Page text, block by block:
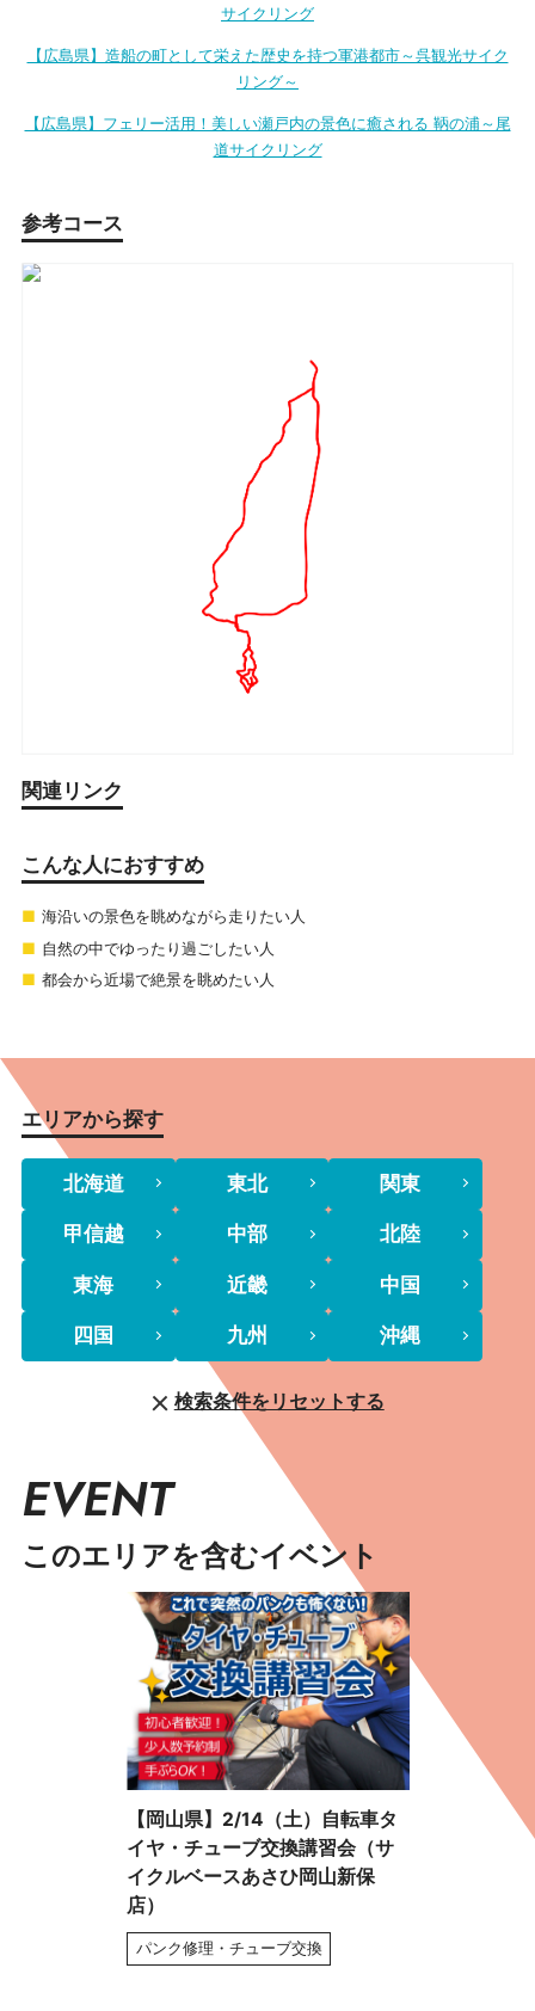
サイクリング
【広島県】造船の町として栄えた歴史を持つ軍港都市～呉観光サイク
リング～
【広島県】フェリー活用！美しい瀬戸内の景色に癒される 鞆の浦～尾
道サイクリング
参考コース
関連リンク
こんな人におすすめ
海沿いの景色を眺めながら走りたい人
自然の中でゆったり過ごしたい人
都会から近場で絶景を眺めたい人
エリアから探す
北海道 東北 関東
甲信越 中部 北陸
東海 近畿 中国
四国 九州 沖縄
検索条件をリセットする
EVENT
このエリアを含むイベント
【岡山県】2/14（土）自転車タ
イヤ・チューブ交換講習会（サ
イクルベースあさひ岡山新保
店）
パンク修理・チューブ交換